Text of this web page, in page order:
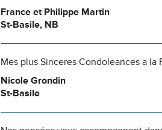
France et Philippe Martin
St-Basile, NB
Mes plus Sinceres Condoleances a la
Nicole Grondin
St-Basile